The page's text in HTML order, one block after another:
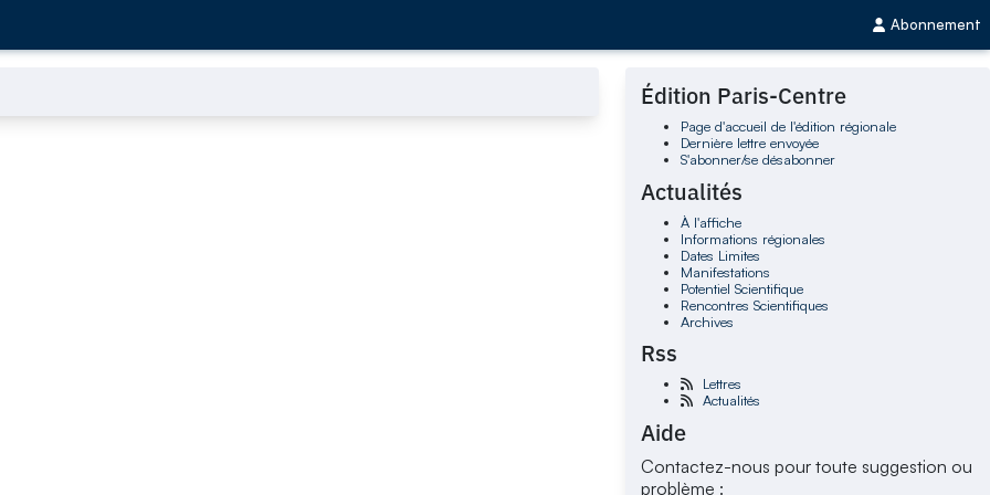
Abonnement
Édition Paris-Centre
Page d'accueil de l'édition régionale
Dernière lettre envoyée
S'abonner/se désabonner
Actualités
À l'affiche
Informations régionales
Dates Limites
Manifestations
Potentiel Scientifique
Rencontres Scientifiques
Archives
Rss
Lettres
Actualités
Aide
Contactez-nous pour toute suggestion ou
problème :